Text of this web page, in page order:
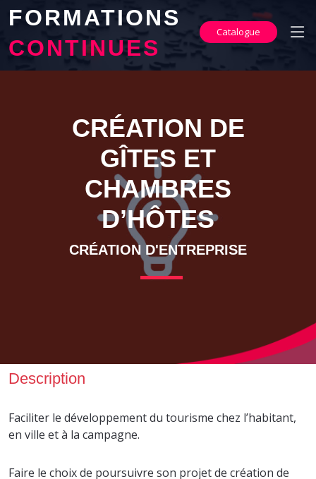
FORMATIONS
CONTINUES
Catalogue
CRÉATION DE
GÎTES ET
CHAMBRES
D’HÔTES
CRÉATION D'ENTREPRISE
Description
Faciliter le développement du tourisme chez l’habitant,
en ville et à la campagne.
Faire le choix de poursuivre son projet de création de